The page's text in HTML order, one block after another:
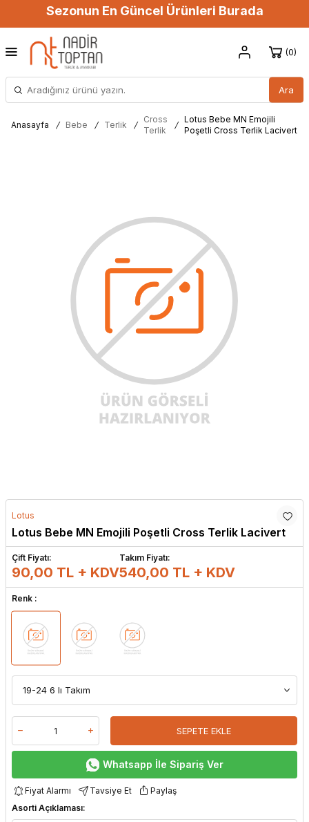
Sezonun En Güncel Ürünleri Burada
Ara
0
Anasayfa / Bebe / Terlik /
Cross
Terlik
/
Lotus Bebe MN Emojili
Poşetli Cross Terlik Lacivert
Lotus
Lotus Bebe MN Emojili Poşetli Cross Terlik Lacivert
Çift Fiyatı:
90,00 TL + KDV
Takım Fiyatı:
540,00 TL + KDV
Renk :
SEPETE EKLE
Whatsapp İle Sipariş Ver
Fiyat Alarmı Tavsiye Et
Paylaş
Asorti Açıklaması: